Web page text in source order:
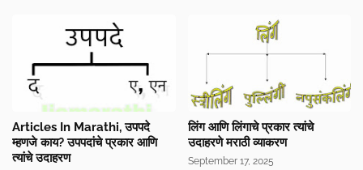
Articles In Marathi, उपपदे
म्हणजे काय? उपपदांचे प्रकार आणि
त्यांचे उदाहरण
लिंग आणि लिंगाचे प्रकार त्यांचे
उदाहरणे मराठी व्याकरण
September 17, 2025